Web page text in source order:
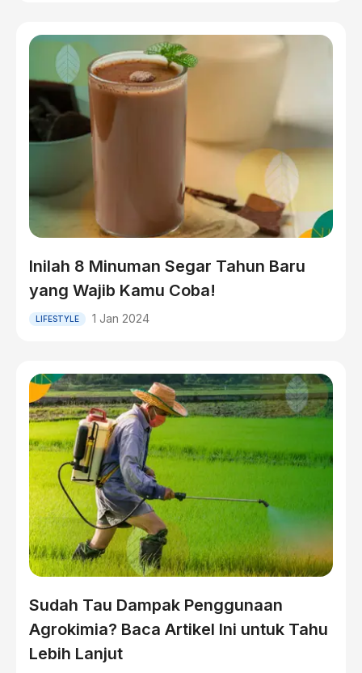
Inilah 8 Minuman Segar Tahun Baru
yang Wajib Kamu Coba!
LIFESTYLE 1 Jan 2024
Sudah Tau Dampak Penggunaan
Agrokimia? Baca Artikel Ini untuk Tahu
Lebih Lanjut